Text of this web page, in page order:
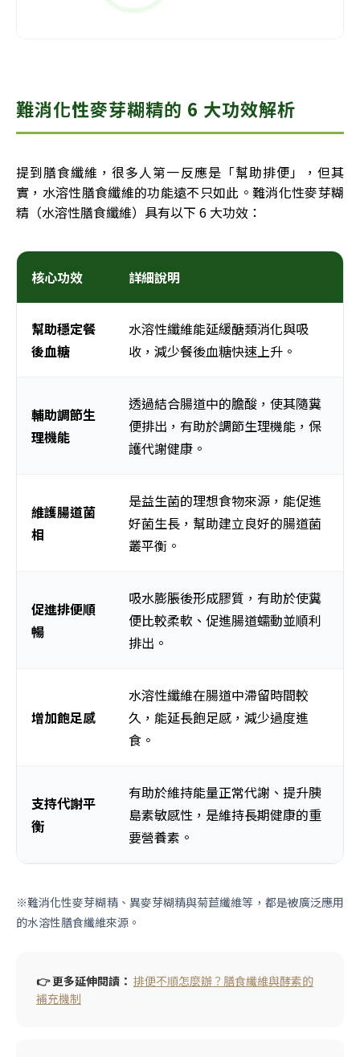
難消化性麥芽糊精的 6 大功效解析
提到膳食纖維，很多人第一反應是「幫助排便」，但其
實，水溶性膳食纖維的功能遠不只如此。難消化性麥芽糊
精（水溶性膳食纖維）具有以下 6 大功效：
核心功效 詳細說明
幫助穩定餐
後血糖
水溶性纖維能延緩醣類消化與吸
收，減少餐後血糖快速上升。
輔助調節生
理機能
透過結合腸道中的膽酸，使其隨糞
便排出，有助於調節生理機能，保
護代謝健康。
維護腸道菌
相
是益生菌的理想食物來源，能促進
好菌生長，幫助建立良好的腸道菌
叢平衡。
促進排便順
暢
吸水膨脹後形成膠質，有助於使糞
便比較柔軟、促進腸道蠕動並順利
排出。
增加飽足感
水溶性纖維在腸道中滯留時間較
久，能延長飽足感，減少過度進
食。
支持代謝平
衡
有助於維持能量正常代謝、提升胰
島素敏感性，是維持長期健康的重
要營養素。
※難消化性麥芽糊精、異麥芽糊精與菊苣纖維等，都是被廣泛應用
的水溶性膳食纖維來源。
👉 更多延伸閱讀： 排便不順怎麼辦？膳食纖維與酵素的
補充機制